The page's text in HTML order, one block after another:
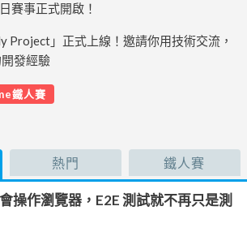
賽事正式開啟！
Project」正式上線！邀請你用技術交流，
發經驗
鐵人賽
熱門 鐵人賽
操作瀏覽器，E2E 測試就不再只是測